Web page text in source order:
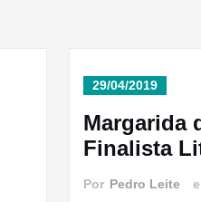
29/04/2019
Margarida
Finalista
Por Pedro Leite